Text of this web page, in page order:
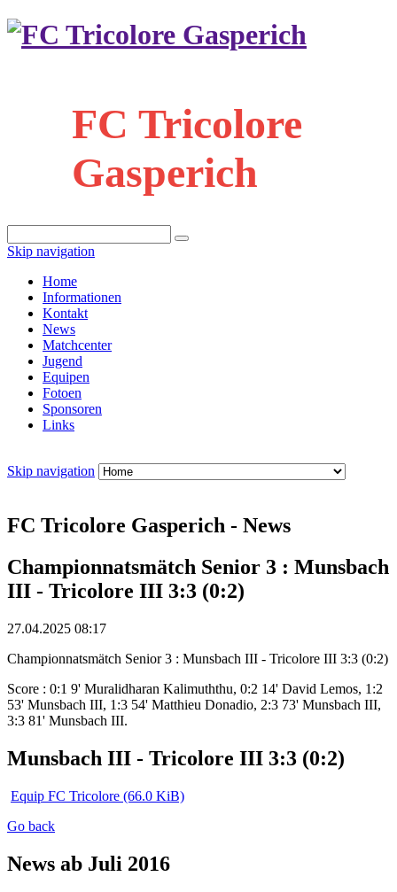
FC Tricolore
Gasperich
Skip navigation
Home
Informationen
Kontakt
News
Matchcenter
Jugend
Equipen
Fotoen
Sponsoren
Links
Skip navigation
FC Tricolore Gasperich - News
Championnatsmätch Senior 3 : Munsbach
III - Tricolore III 3:3 (0:2)
27.04.2025 08:17
Championnatsmätch Senior 3 : Munsbach III - Tricolore III 3:3 (0:2)
Score : 0:1 9' Muralidharan Kalimuththu, 0:2 14' David Lemos, 1:2
53' Munsbach III, 1:3 54' Matthieu Donadio, 2:3 73' Munsbach III,
3:3 81' Munsbach III.
Munsbach III - Tricolore III 3:3 (0:2)
Equip FC Tricolore (66.0 KiB)
Go back
News ab Juli 2016